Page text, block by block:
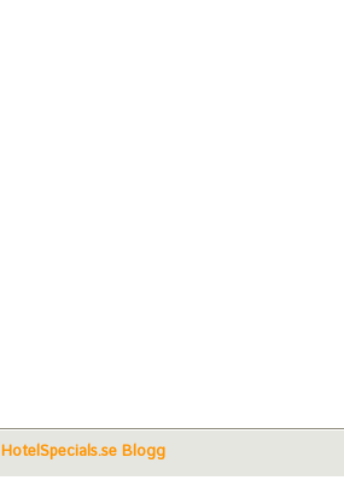
HotelSpecials.se Blogg